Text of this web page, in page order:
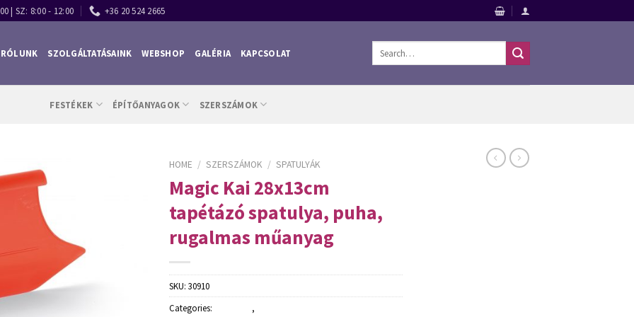
| SZ: 8:00 - 12:00 +36 20 524 2665
RÓLUNK SZOLGÁLTATÁSAINK WEBSHOP GALÉRIA KAPCSOLAT
FESTÉKEK ÉPÍTŐANYAGOK SZERSZÁMOK
HOME / SZERSZÁMOK / SPATULYÁK
Magic Kai 28x13cm
tapétázó spatulya, puha,
rugalmas műanyag
SKU: 30910
Categories:
,